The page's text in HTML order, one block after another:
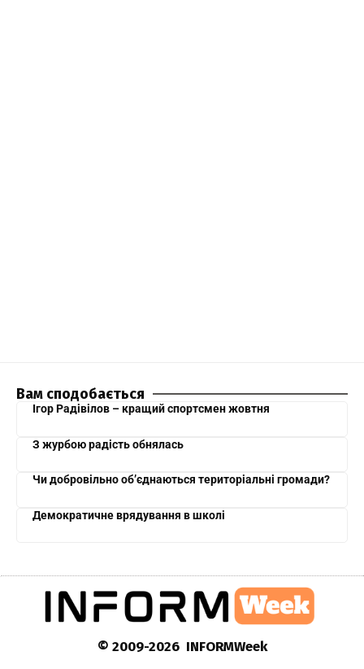
Вам сподобається
Ігор Радівілов – кращий спортсмен жовтня
З журбою радість обнялась
Чи добровільно об’єднаються територіальні громади?
Демократичне врядування в школі
© 2009-2026 INFORMWeek